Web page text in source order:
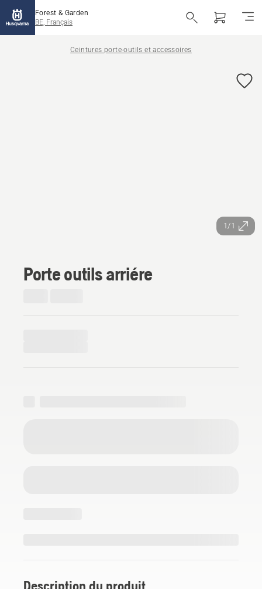
Forest & Garden
BE, Français
Ceintures porte-outils et accessoires
1/1
Porte outils arriére
Description du produit